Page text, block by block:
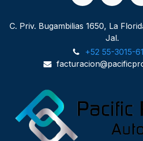
C. Priv. Bugambilias 1650, La
Jal.
+52 55-3015-